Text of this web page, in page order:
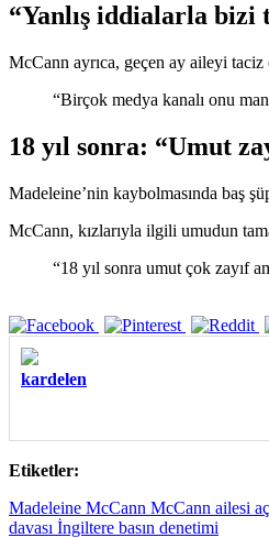
“Yanlış iddialarla bizi
McCann ayrıca, geçen ay aileyi
“Birçok medya kanalı onu
18 yıl sonra: “Umut
Madeleine’nin kaybolmasında baş
McCann, kızlarıyla ilgili umudun
“18 yıl sonra umut çok zayıf
kardelen
Etiketler:
Madeleine McCann McCann ailesi
davası İngiltere basın denetimi